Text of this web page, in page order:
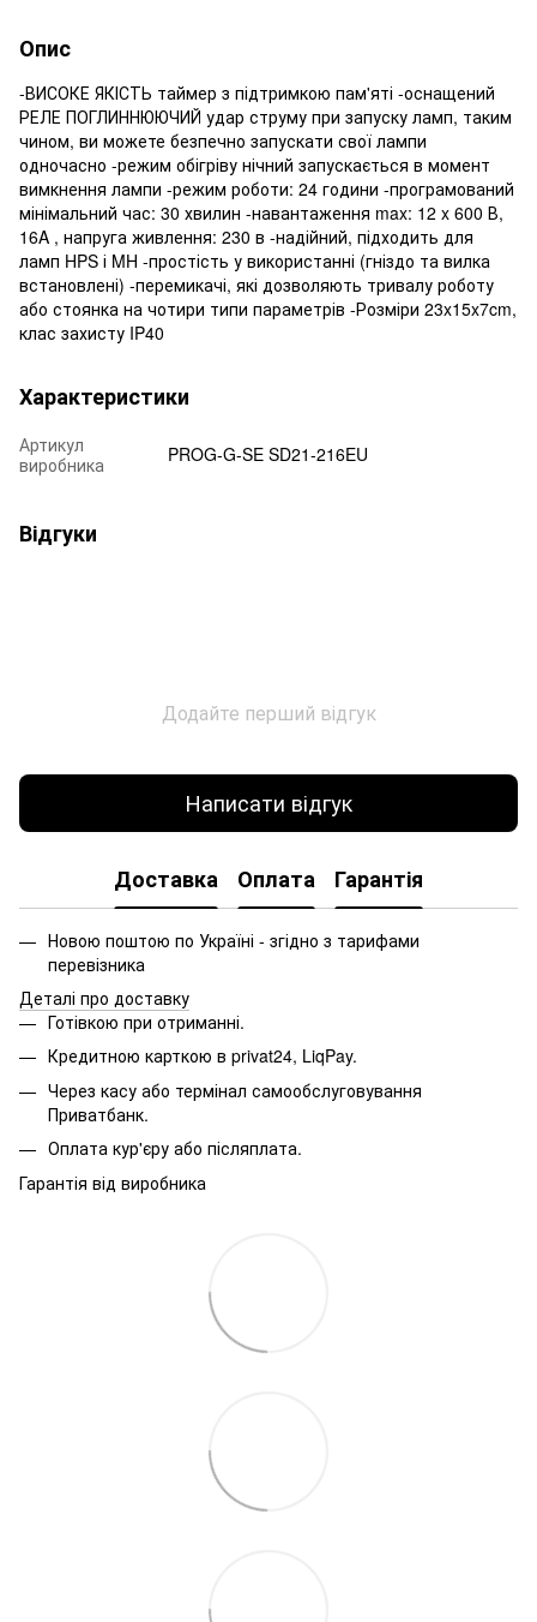
Опис
-ВИСОКЕ ЯКІСТЬ таймер з підтримкою пам'яті -оснащений
РЕЛЕ ПОГЛИННЮЮЧИЙ удар струму при запуску ламп, таким
чином, ви можете безпечно запускати свої лампи
одночасно -режим обігріву нічний запускається в момент
вимкнення лампи -режим роботи: 24 години -програмований
мінімальний час: 30 хвилин -навантаження max: 12 x 600 В,
16A , напруга живлення: 230 в -надійний, підходить для
ламп HPS і MH -простість у використанні (гніздо та вилка
встановлені) -перемикачі, які дозволяють тривалу роботу
або стоянка на чотири типи параметрів -Розміри 23x15x7cm,
клас захисту IP40
Характеристики
Артикул
виробника
PROG-G-SE SD21-216EU
Відгуки
Додайте перший відгук
Написати відгук
Доставка Оплата Гарантія
Новою поштою по Україні - згідно з тарифами
перевізника
Деталі про доставку
Готівкою при отриманні.
Кредитною карткою в privat24, LiqPay.
Через касу або термінал самообслуговування
Приватбанк.
Оплата кур'єру або післяплата.
Гарантія від виробника